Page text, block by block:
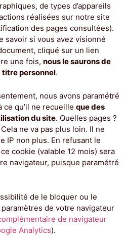
de types d’appareils
réalisées sur notre site
des pages consultées).
savoir si vous avez visionné
cliqué sur un lien
une fois, nous le saurons de
titre personnel.
nous avons paramétré
ce qu’il ne recueille que des
du site. Quelles pages ?
ne va pas plus loin. Il ne
IP non plus. En refusant le
cookie (valable 12 mois) sera
navigateur, puisque paramétré
de le bloquer ou le
de votre navigateur
de navigateur
Analytics).